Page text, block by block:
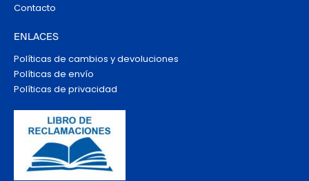
Contacto
ENLACES
Políticas de cambios y devoluciones
Políticas de envío
Políticas de privacidad